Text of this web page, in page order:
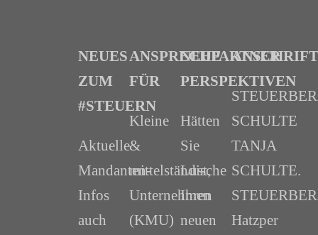
NEUES
ZUM
#STEUERN
Aktuelle
Mandanten-
Infos
auch
ANSPRECHPARTNER
FÜR
Kleine
&
mittelständische
Unternehmen
(KMU)
NEUE
PERSPEKTIVEN
Hätten
Sie
Lust,
Ihren
neuen
ANSCHRIFT
SCHULTE
TANJA
SCHULTE.
Hatzper